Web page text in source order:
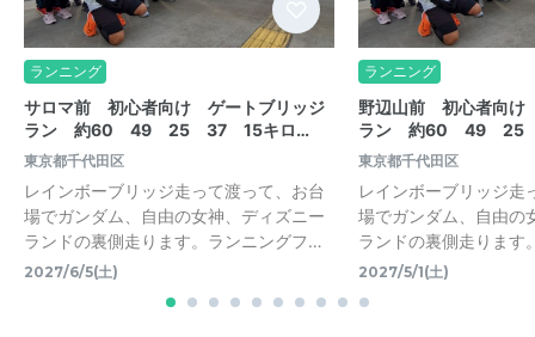
ランニング
サロマ前 初心者向け ゲートブリッジ
ラン 約60 49 25 37 15キロ…
東京都千代田区
レインボーブリッジ走って渡って、お台
場でガンダム、自由の女神、ディズニー
ランドの裏側走ります。ランニングフ…
2027/6/5(土)
ランニング
野辺山前 初心者向け
ラン 約60 49 25
東京都千代田区
レインボーブリッジ走
場でガンダム、自由の
ランドの裏側走ります
2027/5/1(土)